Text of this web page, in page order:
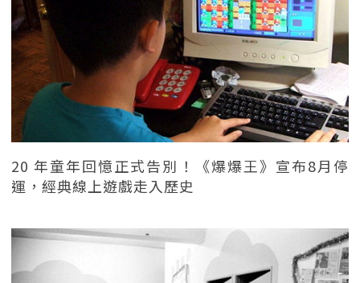
20 年童年回憶正式告別！《爆爆王》宣布8月停
運，經典線上遊戲走入歷史